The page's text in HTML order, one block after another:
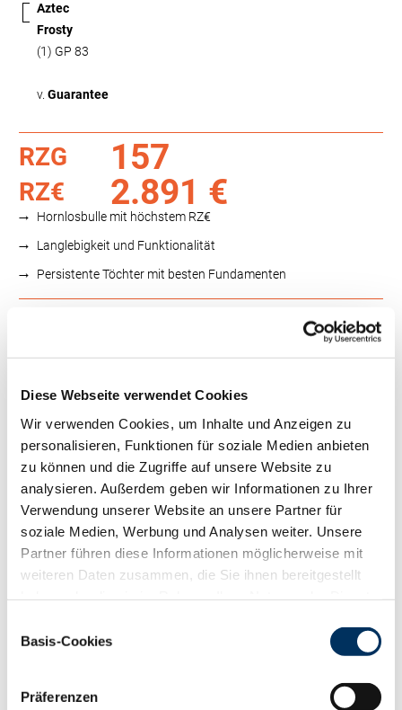
Diese Webseite verwendet Cookies
Wir verwenden Cookies, um Inhalte und Anzeigen zu
personalisieren, Funktionen für soziale Medien anbieten
zu können und die Zugriffe auf unsere Website zu
analysieren. Außerdem geben wir Informationen zu Ihrer
Verwendung unserer Website an unsere Partner für
soziale Medien, Werbung und Analysen weiter. Unsere
Partner führen diese Informationen möglicherweise mit
weiteren Daten zusammen, die Sie ihnen bereitgestellt
Cookies, wenn Sie unsere Webseite weiterhin nutzen.
Basis-Cookies
Präferenzen
Aztec
Frosty
(1) GP 83
v. Guarantee
RZG 157
RZ€ 2.891 €
Hornlosbulle mit höchstem RZ€
Langlebigkeit und Funktionalität
Persistente Töchter mit besten Fundamenten
RZS
RZR
RZKd
111
RZKm
RZÖko
151
Gesundheit
RZGesund
129
RZEuterfit
RZKlaue
119
107
RZRepro
107
RZKälberfit 117